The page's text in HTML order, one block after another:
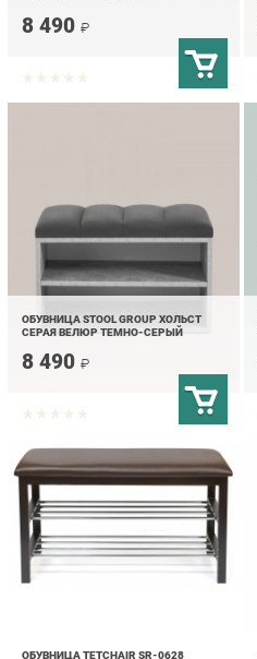
ОБУВНИЦА STOOL GROUP ХОЛЬСТ
СЕРАЯ ВЕЛЮР ТЕМНО-СЕРЫЙ
8 490₽
ОБУВНИЦА TETCHAIR SR-0628
ДЕРЕВО/МЕТАЛЛ/ЭКОКОЖА,
81Х31Х49СМ, КОРИЧНЕВЫЙ
5 490